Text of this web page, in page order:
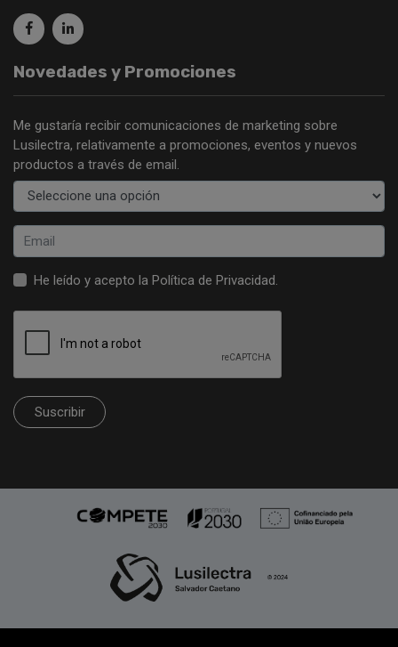
Novedades y Promociones
Me gustaría recibir comunicaciones de marketing sobre
Lusilectra, relativamente a promociones, eventos y nuevos
productos a través de email.
He leído y acepto la Política de Privacidad
Suscribir